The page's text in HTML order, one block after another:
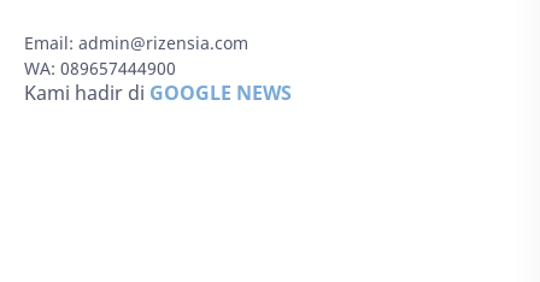
Email: admin@rizensia.com
WA: 089657444900
Kami hadir di GOOGLE NEWS